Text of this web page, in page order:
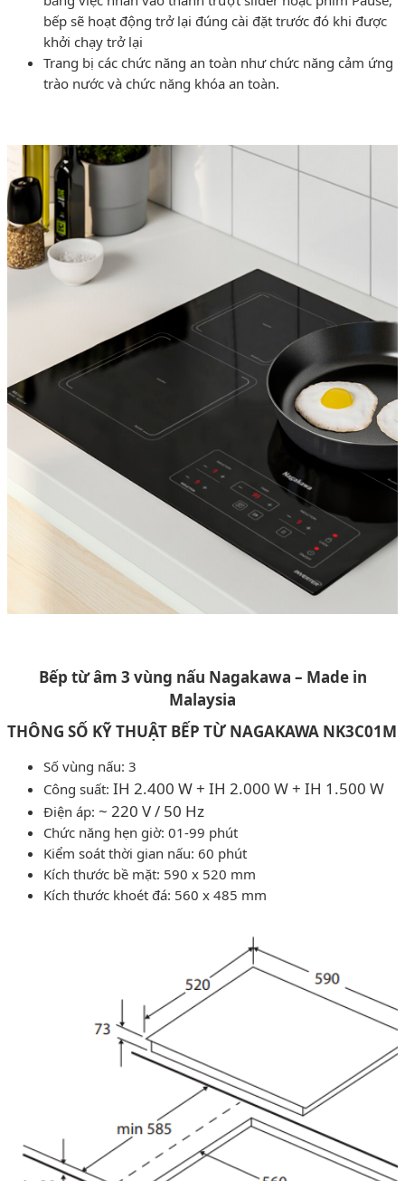
bếp sẽ hoạt động trở lại đúng cài đặt trước đó khi được
khởi chạy trở lại
Trang bị các chức năng an toàn như chức năng cảm ứng
trào nước và chức năng khóa an toàn.
Bếp từ âm 3 vùng nấu Nagakawa – Made in
Malaysia
THÔNG SỐ KỸ THUẬT BẾP TỪ NAGAKAWA NK3C01M
Số vùng nấu: 3
Công suất: IH 2.400 W + IH 2.000 W + IH 1.500 W
Điện áp: ~ 220 V / 50 Hz
Chức năng hẹn giờ: 01-99 phút
Kiểm soát thời gian nấu: 60 phút
Kích thước bề mặt: 590 x 520 mm
Kích thước khoét đá: 560 x 485 mm